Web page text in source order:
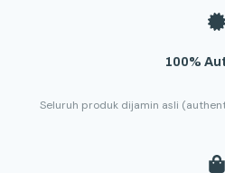
100%
Seluruh produk dijamin asli